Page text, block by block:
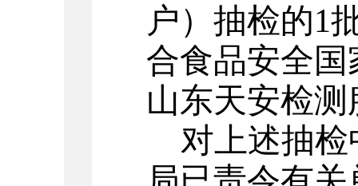
户） 抽检的1
合食品安全
山东天安检
对上述抽